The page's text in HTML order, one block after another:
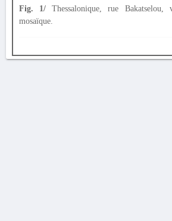
Fig. 1/ Thessalonique, rue Bakatselou,
mosaïque.